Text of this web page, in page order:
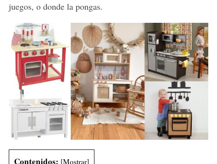
juegos, o donde la pongas.
Contenidos: [Mostrar]